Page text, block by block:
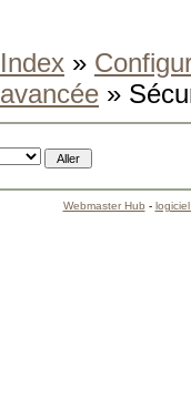
Index »
avancée »
Webmaster Hub -